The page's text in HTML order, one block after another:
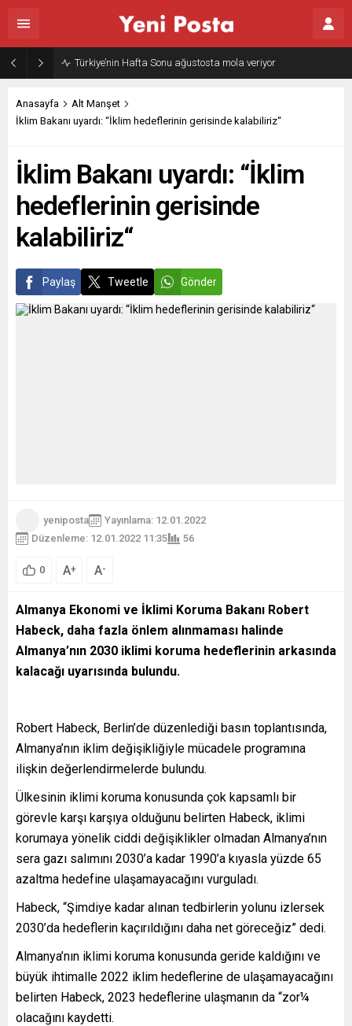
Gazze’nin geleceği: Teknokratik kontrol mü, kolonializm mi?
Anasayfa
Alt Manşet
İklim Bakanı uyardı: “İklim hedeflerinin gerisinde kalabiliriz“
İklim Bakanı uyardı: “İklim
hedeflerinin gerisinde
kalabiliriz“
Paylaş Tweetle Gönder
yeniposta
Yayınlama: 12.01.2022
Düzenleme: 12.01.2022 11:35
56
0 A+ A-
Almanya Ekonomi ve İklimi Koruma Bakanı Robert
Habeck, daha fazla önlem alınmaması halinde
Almanya’nın 2030 iklimi koruma hedeflerinin arkasında
kalacağı uyarısında bulundu.
Robert Habeck, Berlin’de düzenlediği basın toplantısında,
Almanya’nın iklim değişikliğiyle mücadele programına
ilişkin değerlendirmelerde bulundu.
Ülkesinin iklimi koruma konusunda çok kapsamlı bir
görevle karşı karşıya olduğunu belirten Habeck, iklimi
korumaya yönelik ciddi değişiklikler olmadan Almanya’nın
sera gazı salımını 2030’a kadar 1990’a kıyasla yüzde 65
azaltma hedefine ulaşamayacağını vurguladı.
Habeck, “Şimdiye kadar alınan tedbirlerin yolunu izlersek
2030’da hedeflerin kaçırıldığını daha net göreceğiz” dedi.
Almanya’nın iklimi koruma konusunda geride kaldığını ve
büyük ihtimalle 2022 iklim hedeflerine de ulaşamayacağını
belirten Habeck, 2023 hedeflerine ulaşmanın da “zor¼
olacağını kaydetti.